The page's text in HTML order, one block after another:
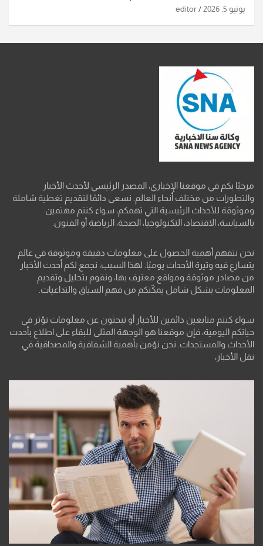
يونيو 5, 2026 editor
مرحبًا بكم في موقعنا الإخباري، المصدر الرئيسي لأحدث الأخبار
والتطورات من مختلف أنحاء العالم. نسعى دائمًا لتقديم تغطية شاملة
وموثوقة للأحداث الرئيسية التي تهمكم، سواء كنتم مهتمين
بالسياسة، الاقتصاد، التكنولوجيا، الصحة، الرياضة أو الفنون.
نحن نتفهم أهمية الحصول على معلومات دقيقة وموثوقة في عالم
يتسارع فيه وتيرة الأحداث يوميًا. لهذا السبب، نجمع لكم أحدث الأخبار
من مصادر موثوقة ومواقع معترف بها، ونقوم بتحليل وتقديم
المعلومات بشكل شامل يمكّنكم من فهم السياق والتداعيات.
سواء كنتم متابعين دائمين للأخبار أو تبحثون عن معلومات تؤثر في
حياتكم اليومية، فإن موقعنا هو الوجهة المثلى للبقاء على اطلاع بأحدث
الأحداث والمستجدات. نحن نؤمن بأهمية الشفافية والمصداقية في
نقل الأخبار،